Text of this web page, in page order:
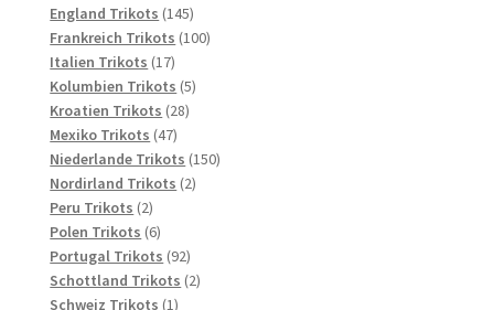
England Trikots 145145
Produkte
Frankreich Trikots 100100
Italien Trikots 1717
Produkte
Kolumbien Trikots 55
Kroatien Trikots 2828
Mexiko Trikots 4747
Produkte
Niederlande Trikots 150150
Nordirland Trikots 22
Peru Trikots 22
Produkte
Polen Trikots 66
Produkte
Portugal Trikots 9292
Produkte
Schottland Trikots 22
Schweiz Trikots 11